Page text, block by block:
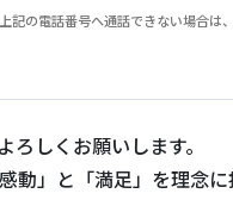
記の電話番号へ通話できない場
しくお願いします。
動」と「満足」を理念